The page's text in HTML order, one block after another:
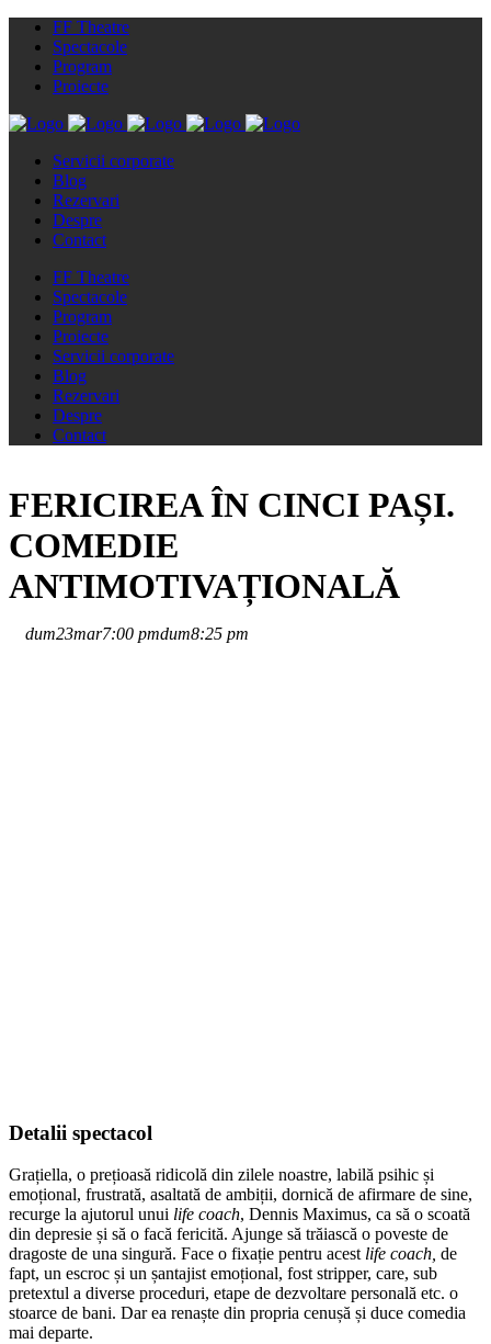
FF Theatre
Spectacole
Program
Proiecte
Servicii corporate
Blog
Rezervari
Despre
Contact
FF Theatre
Spectacole
Program
Proiecte
Servicii corporate
Blog
Rezervari
Despre
Contact
FERICIREA ÎN CINCI PAȘI.
COMEDIE
ANTIMOTIVAȚIONALĂ
dum23mar7:00 pmdum8:25 pm
Detalii spectacol
Grațiella, o prețioasă ridicolă din zilele noastre, labilă psihic și
emoțional, frustrată, asaltată de ambiții, dornică de afirmare de sine,
recurge la ajutorul unui life coach, Dennis Maximus, ca să o scoată
din depresie și să o facă fericită. Ajunge să trăiască o poveste de
dragoste de una singură. Face o fixație pentru acest life coach, de
fapt, un escroc și un șantajist emoțional, fost stripper, care, sub
pretextul a diverse proceduri, etape de dezvoltare personală etc. o
stoarce de bani. Dar ea renaște din propria cenușă și duce comedia
mai departe.